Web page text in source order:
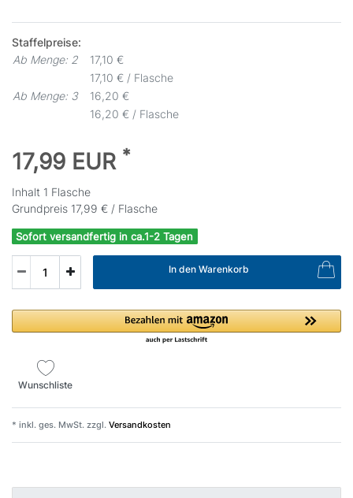
Staffelpreise:
Ab Menge: 2
17,10 €
17,10 € / Flasche
Ab Menge: 3
16,20 €
16,20 € / Flasche
17,99 EUR *
Inhalt 1 Flasche
Grundpreis 17,99 € / Flasche
Sofort versandfertig in ca.1-2 Tagen
In den Warenkorb
Wunschliste
* inkl. ges. MwSt. zzgl. Versandkosten